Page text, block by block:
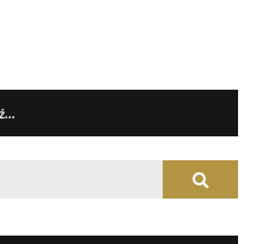
Search